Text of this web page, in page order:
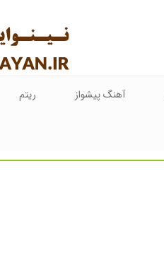
آهنگ پیشواز ریتم